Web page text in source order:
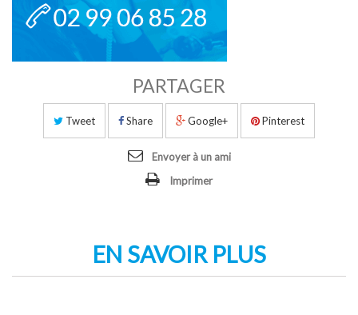
PARTAGER
Tweet Share Google+ Pinterest
Envoyer à un ami
Imprimer
EN SAVOIR PLUS